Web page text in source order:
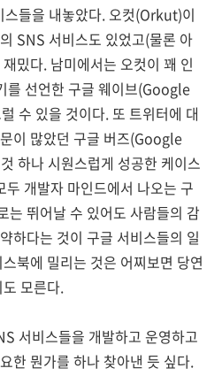
들을 내놓았다. 오컷(Orkut)이
SNS 서비스도 있었고(물론 아
밌다. 남미에서는 오컷이 꽤 인
를 선언한 구글 웨이브(Google
수 있을 것이다. 또 트위터에 대
이 많았던 구글 버즈(Google
하나 시원스럽게 성공한 케이스
개발자 마인드에서 나오는 구
는 뛰어날 수 있어도 사람들의 감
하다는 것이 구글 서비스들의 일
북에 밀리는 것은 어찌보면 당연
모른다.
서비스들을 개발하고 운영하고
한 뭔가를 하나 찾아낸 듯 싶다.